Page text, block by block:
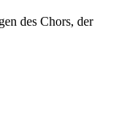
des Chors, der